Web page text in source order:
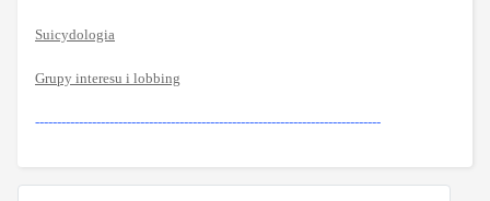
Suicydologia
Grupy interesu i lobbing
-------------------------------------------------------------------------------